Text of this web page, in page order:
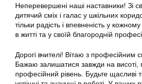
Неперевершені наші наставники! Зі
дитячий сміх і галас у шкільних
тільки радість і впевненість у
в житті та у своїй благородній
Дорогі вчителі! Вітаю з професійним
Бажаю залишатися завжди на висоті,
професійний рівень. Будьте щасливі